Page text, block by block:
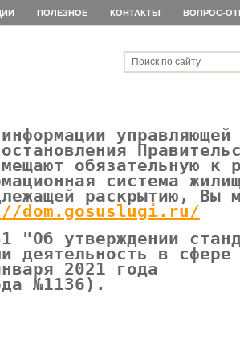
Поиск по сайту
ПОЛЕЗНОЕ КОНТАКТЫ ВОПРОС-
управляющей
обязательную к
система
раскрытию, Вы
dom.gosuslugi.ru/.
"Об утверждении
деятельность в сфере
2021 года
№1136).